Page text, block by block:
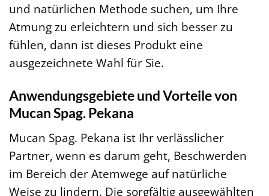
und natürlichen Methode suchen, um Ihre
Atmung zu erleichtern und sich besser zu
fühlen, dann ist dieses Produkt eine
ausgezeichnete Wahl für Sie.
Anwendungsgebiete und Vorteile von
Mucan Spag. Pekana
Mucan Spag. Pekana ist Ihr verlässlicher
Partner, wenn es darum geht, Beschwerden
im Bereich der Atemwege auf natürliche
Weise zu lindern. Die sorgfältig ausgewählten